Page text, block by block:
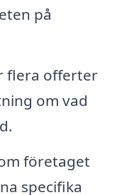
på
flera offerter
om vad
företaget
specifika